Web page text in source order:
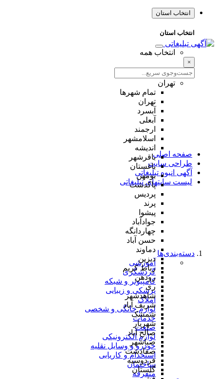
انتخاب استان
انتخاب استان
انتخاب همه
×
تهران
تمام شهر‌ها
تهران
آبسرد
آبعلی
ارجمند
اسلامشهر
اندیشه
باقرشهر
باغستان
بومهن
پاکدشت
پردیس
پرند
پیشوا
جوادآباد
چهاردانگه
حسن آباد
دماوند
دیزین
رباط کریم
رودهن
ری
شاهدشهر
شریف آباد
شمشک
شهریار
صالح آباد
صباشهر
صفادشت
فردوسیه
گلستان
صفحه اصلی
طراحی سایت
آگهی انبوه تبلیغاتی
لیست سایتهای تبلیغاتی
دسته‌بندی‌ها
آموزشی
گردشگری
کامپیوتر و شبکه
پزشکی و زیبایی
املاک
لوازم خانگی و شخصی
خدمات
صنعت
لوازم الکترونیکی
خودرو و وسایل نقلیه
استخدام و کاریابی
ساختمان
متفرقه